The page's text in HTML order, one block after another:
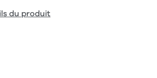
du produit